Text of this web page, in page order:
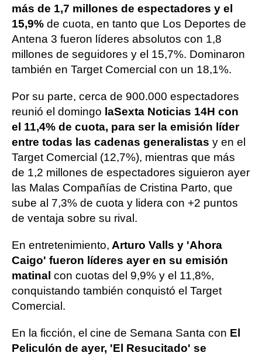
más de 1,7 millones de espectadores y el
15,9% de cuota, en tanto que Los Deportes de
Antena 3 fueron líderes absolutos con 1,8
millones de seguidores y el 15,7%. Dominaron
también en Target Comercial con un 18,1%.
Por su parte, cerca de 900.000 espectadores
reunió el domingo laSexta Noticias 14H con
el 11,4% de cuota, para ser la emisión líder
entre todas las cadenas generalistas y en el
Target Comercial (12,7%), mientras que más
de 1,2 millones de espectadores siguieron ayer
las Malas Compañías de Cristina Parto, que
sube al 7,3% de cuota y lidera con +2 puntos
de ventaja sobre su rival.
En entretenimiento, Arturo Valls y 'Ahora
Caigo' fueron líderes ayer en su emisión
matinal con cuotas del 9,9% y el 11,8%,
conquistando también conquistó el Target
Comercial.
En la ficción, el cine de Semana Santa con El
Peliculón de ayer, 'El Resucitado' se